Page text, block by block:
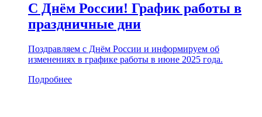
С Днём России! График работы в
праздничные дни
Поздравляем с Днём России и информируем об
изменениях в графике работы в июне 2025 года.
Подробнее